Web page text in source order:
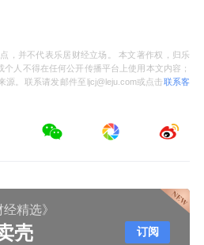
，并不代表乐居财经立场。 本文著作权，归乐
人不得在任何公开传播平台上使用本文内容；
源。联系请发邮件至ljcj@leju.com或点击联系客
经精选》
壳 订阅